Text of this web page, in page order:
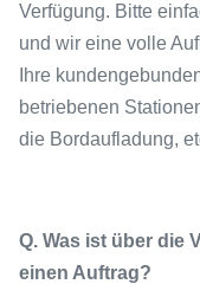
Verfügung. Bitte
und wir eine volle
Ihre
betriebenen
die Bordaufladung,
Q. Was ist über die
einen Auftrag?